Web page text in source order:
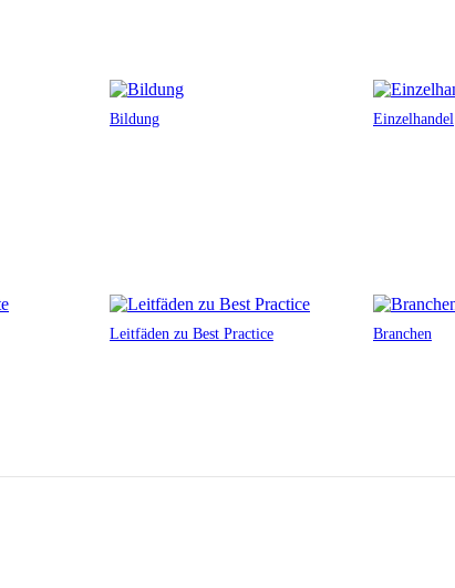
Bildung Einzelhandel
Leitfäden zu Best Practice Branchen